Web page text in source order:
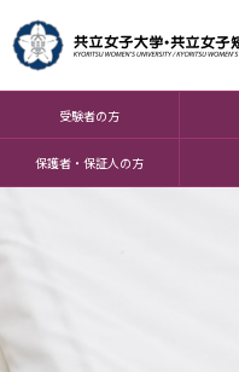
受験者の方
保護者・保証人の方